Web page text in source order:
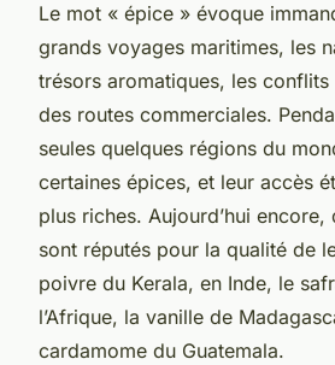
Le mot « épice » évoque
grands voyages maritimes, les
trésors aromatiques, les
des routes commerciales.
seules quelques régions du
certaines épices, et leur accès
plus riches. Aujourd’hui
sont réputés pour la qualité de
poivre du Kerala, en Inde, le
l’Afrique, la vanille de
cardamome du Guatemala.